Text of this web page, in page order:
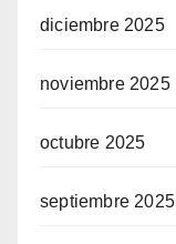
diciembre 2025
noviembre 2025
octubre 2025
septiembre 2025